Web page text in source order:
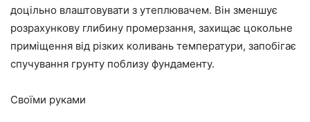
доцільно влаштовувати з утеплювачем. Він зменшує
розрахункову глибину промерзання, захищає цокольне
приміщення від різких коливань температури, запобігає
спучування грунту поблизу фундаменту.
Своїми руками